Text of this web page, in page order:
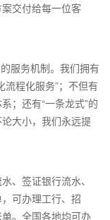
交付给每一位客
服务机制。我们拥有
流程化服务”；不但有
；还有“一条龙式”的
大小，我们永远提
、签证银行流水、
可办理工行、招
。全国各地均可办